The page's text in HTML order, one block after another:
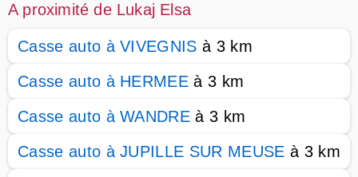
A proximité de Lukaj Elsa
Casse auto à VIVEGNIS à 3 km
Casse auto à HERMEE à 3 km
Casse auto à WANDRE à 3 km
Casse auto à JUPILLE SUR MEUSE à 3 km